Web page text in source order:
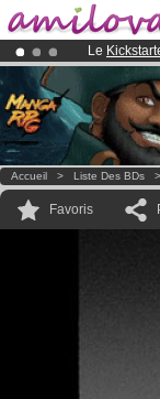
Le
Déjà
Accueil > Liste Des BDs
Favoris